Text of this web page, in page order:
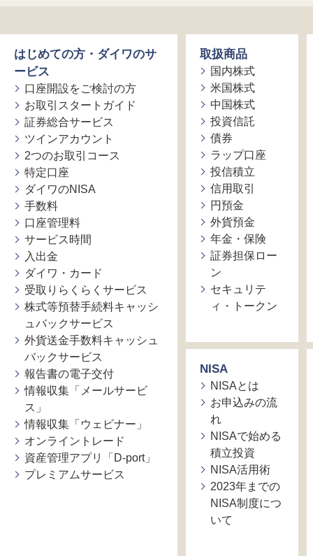
はじめての方・ダイワのサ
ービス
口座開設をご検討の方
お取引スタートガイド
証券総合サービス
ツインアカウント
2つのお取引コース
特定口座
ダイワのNISA
手数料
口座管理料
サービス時間
入出金
ダイワ・カード
受取りらくらくサービス
株式等預替手続料キャッシ
ュバックサービス
外貨送金手数料キャッシュ
バックサービス
報告書の電子交付
情報収集「メールサービ
ス」
情報収集「ウェビナー」
オンライントレード
資産管理アプリ「D-port」
プレミアムサービス
取扱商品
国内株式
米国株式
中国株式
投資信託
債券
ラップ口座
投信積立
信用取引
円預金
外貨預金
年金・保険
証券担保ロー
ン
セキュリテ
ィ・トークン
NISA
NISAとは
お申込みの流
れ
NISAで始める
積立投資
NISA活用術
2023年までの
NISA制度につ
いて